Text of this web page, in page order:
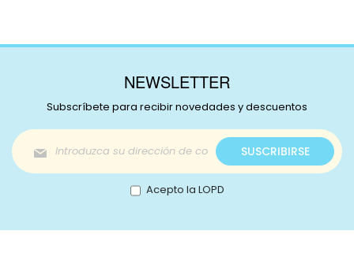
NEWSLETTER
Subscríbete para recibir novedades y descuentos
Inscríbase
a
nuestro
boletín
de
SUSCRIBIRSE
Acepto la LOPD